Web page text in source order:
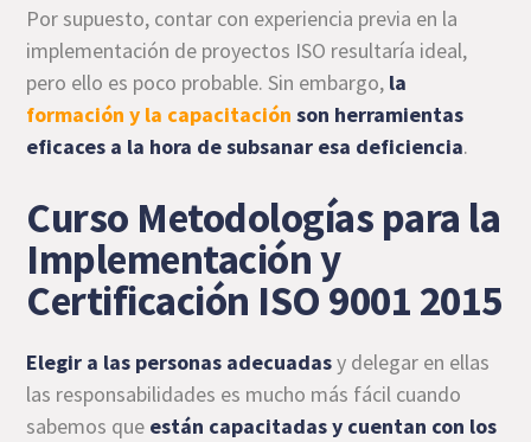
Por supuesto, contar con experiencia previa en la
implementación de proyectos ISO resultaría ideal,
pero ello es poco probable. Sin embargo, la
formación y la capacitación son herramientas
eficaces a la hora de subsanar esa deficiencia.
Curso Metodologías para la
Implementación y
Certificación ISO 9001 2015
Elegir a las personas adecuadasy delegar en ellas
las responsabilidades es mucho más fácil cuando
sabemos que están capacitadas y cuentan con los